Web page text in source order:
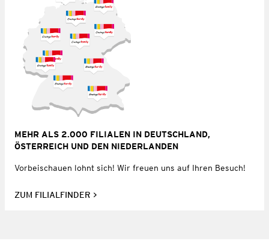
MEHR ALS 2.000 FILIALEN IN DEUTSCHLAND,
ÖSTERREICH UND DEN NIEDERLANDEN
Vorbeischauen lohnt sich! Wir freuen uns auf Ihren Besuch!
ZUM FILIALFINDER